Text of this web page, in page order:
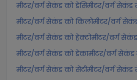
मीटर/वर्ग सेकंड को डेसिमीटर/वर्ग
मीटर/वर्ग सेकंड को किलोमीटर/वर्ग
मीटर/वर्ग सेकंड को हेक्टोमीटर/वर्ग
मीटर/वर्ग सेकंड को डेकामीटर/वर्ग
मीटर/वर्ग सेकंड को सेंटीमीटर/वर्ग